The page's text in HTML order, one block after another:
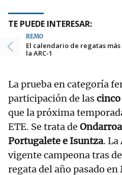
TE PUEDE INTERESAR:
REMO
El calendario de regatas más
la ARC-1
La prueba en categoría
participación de las
que la próxima
ETE. Se trata de
Portugalete e Isuntza. La
vigente campeona tras
regata del año pasado en